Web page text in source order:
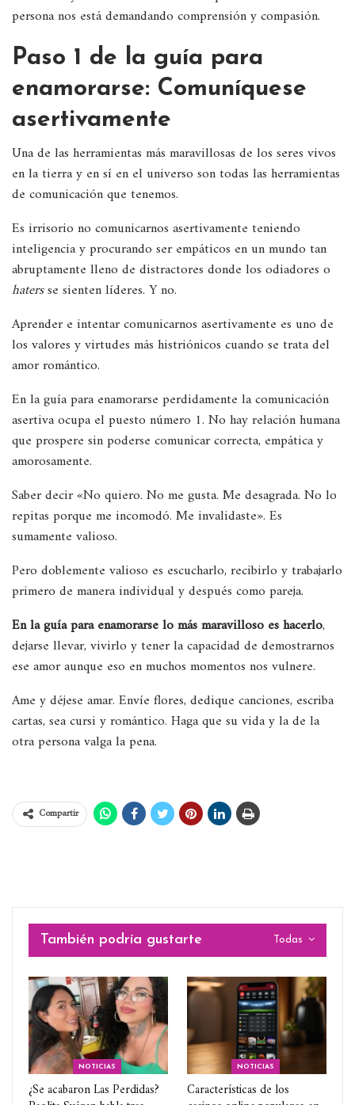
persona nos está demandando comprensión y compasión.
Paso 1 de la guía para
enamorarse: Comuníquese
asertivamente
Una de las herramientas más maravillosas de los seres vivos
en la tierra y en sí en el universo son todas las herramientas
de comunicación que tenemos.
Es irrisorio no comunicarnos asertivamente teniendo
inteligencia y procurando ser empáticos en un mundo tan
abruptamente lleno de distractores donde los odiadores o
hatersse sienten líderes. Y no.
Aprender e intentar comunicarnos asertivamente es uno de
los valores y virtudes más histriónicos cuando se trata del
amor romántico.
En la guía para enamorarse perdidamente la comunicación
asertiva ocupa el puesto número 1. No hay relación humana
que prospere sin poderse comunicar correcta, empática y
amorosamente.
Saber decir «No quiero. No me gusta. Me desagrada. No lo
repitas porque me incomodó. Me invalidaste». Es
sumamente valioso.
Pero doblemente valioso es escucharlo, recibirlo y trabajarlo
primero de manera individual y después como pareja.
En la guía para enamorarse lo más maravilloso es hacerlo,
dejarse llevar, vivirlo y tener la capacidad de demostrarnos
ese amor aunque eso en muchos momentos nos vulnere.
Ame y déjese amar. Envíe flores, dedique canciones, escriba
cartas, sea cursi y romántico. Haga que su vida y la de la
otra persona valga la pena.
Compartir
Todas
También podría gustarte
NOTICIAS
¿Se acabaron Las Perdidas?
NOTICIAS
Características de los